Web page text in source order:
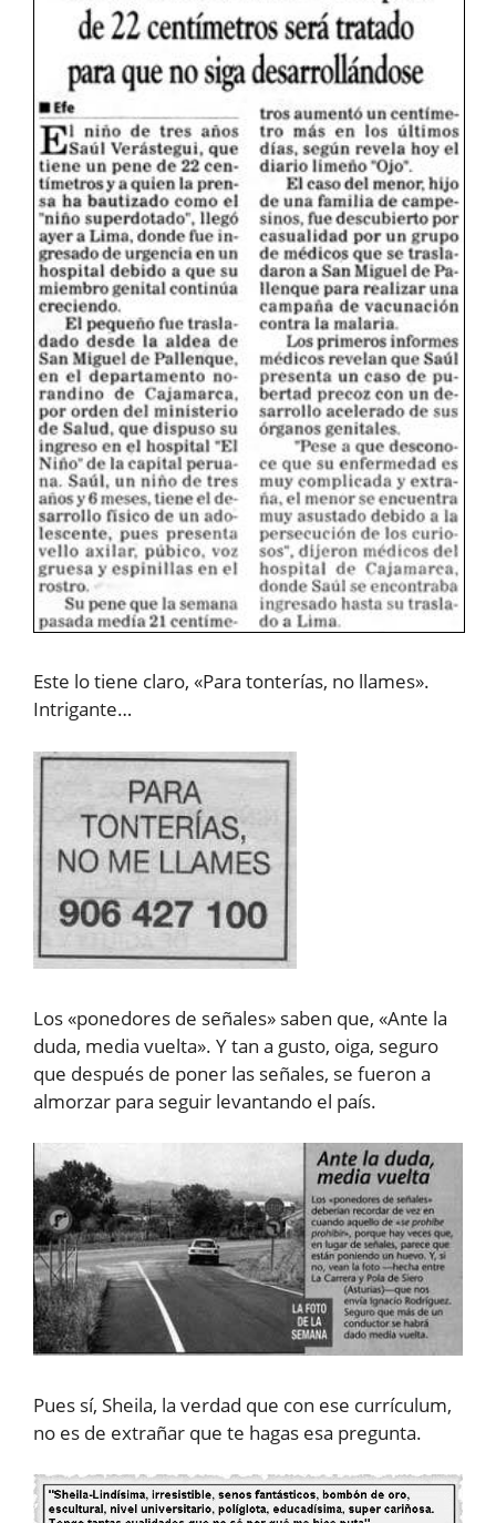
Este lo tiene claro, «Para tonterías, no llames».
Intrigante…
Los «ponedores de señales» saben que, «Ante la
duda, media vuelta». Y tan a gusto, oiga, seguro
que después de poner las señales, se fueron a
almorzar para seguir levantando el país.
Pues sí, Sheila, la verdad que con ese currículum,
no es de extrañar que te hagas esa pregunta.